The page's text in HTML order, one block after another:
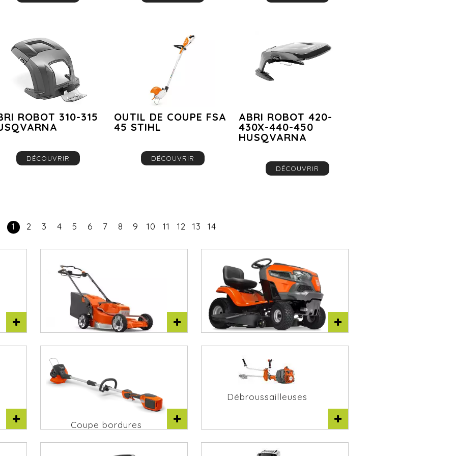
ROBOT 310-315
DÉCOUVRIR
OUTIL DE COUPE FSA
45 STIHL
DÉCOUVRIR
ABRI ROBOT 420-
430X-440-450
HUSQVARNA
DÉCOUVRIR
1 2 3 4 5 6 7 8 9 10 11 12 13 14
Coupe bordures
Débroussailleuses